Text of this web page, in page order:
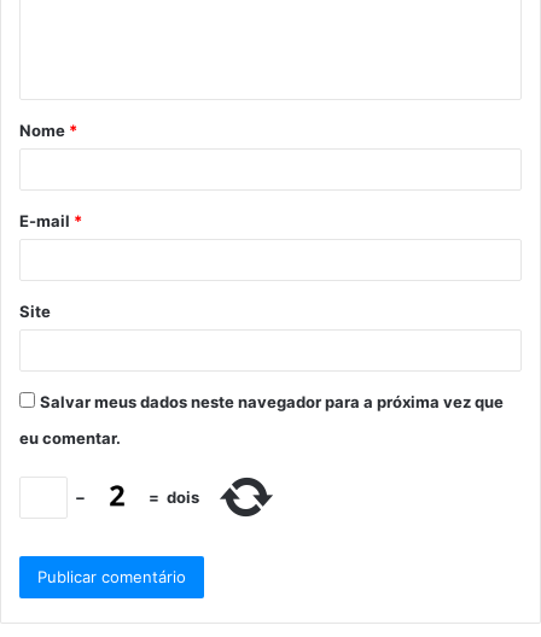
Nome *
E-mail *
Site
Salvar meus dados neste navegador para a próxima vez que
eu comentar.
− = dois